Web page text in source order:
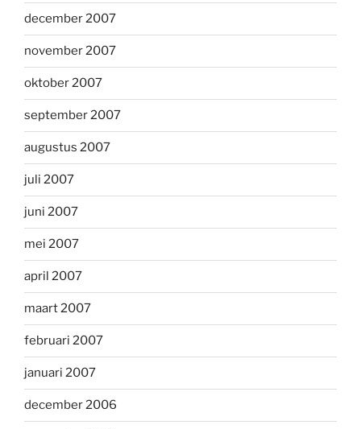
december 2007
november 2007
oktober 2007
september 2007
augustus 2007
juli 2007
juni 2007
mei 2007
april 2007
maart 2007
februari 2007
januari 2007
december 2006